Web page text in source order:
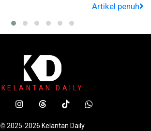
Artikel penuh
KELANTAN DAILY
© 2025-2026 Kelantan Daily